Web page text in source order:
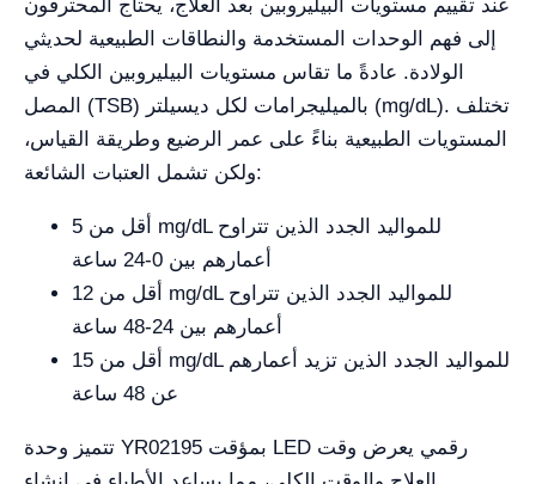
عند تقييم مستويات البيليروبين بعد العلاج، يحتاج المحترفون
إلى فهم الوحدات المستخدمة والنطاقات الطبيعية لحديثي
الولادة. عادةً ما تقاس مستويات البيليروبين الكلي في
المصل (TSB) بالميليجرامات لكل ديسيلتر (mg/dL). تختلف
المستويات الطبيعية بناءً على عمر الرضيع وطريقة القياس،
ولكن تشمل العتبات الشائعة:
أقل من 5 mg/dL للمواليد الجدد الذين تتراوح
أعمارهم بين 0-24 ساعة
أقل من 12 mg/dL للمواليد الجدد الذين تتراوح
أعمارهم بين 24-48 ساعة
أقل من 15 mg/dL للمواليد الجدد الذين تزيد أعمارهم
عن 48 ساعة
تتميز وحدة YR02195 بمؤقت LED رقمي يعرض وقت